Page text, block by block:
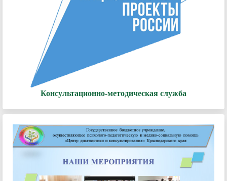
Консультационно-методическая служба